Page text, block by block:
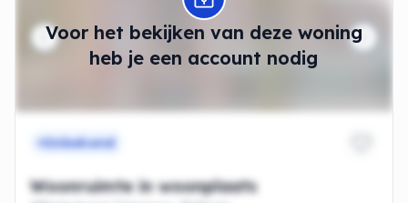
Voor het bekijken van deze woning
heb je een account nodig
Onbekend
Woonruimte in woonplaats